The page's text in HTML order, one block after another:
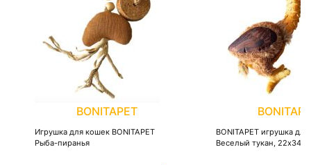
BONITAPET
Игрушка для кошек BONITAPET
Рыба-пиранья
BONITAPET игрушка
Веселый тукан, 22х34,5